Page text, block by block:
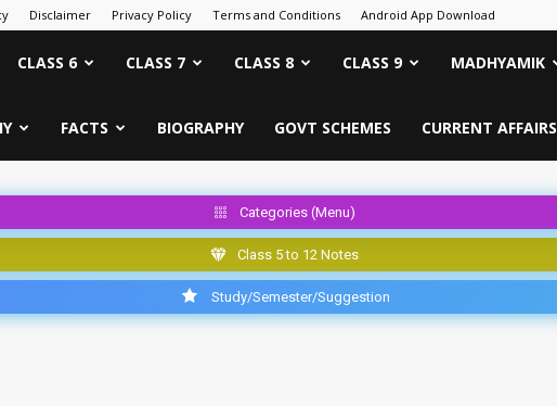
Disclaimer Privacy Policy Terms and Conditions Android App Download
CLASS 6 CLASS 7 CLASS 8 CLASS 9 MADHYAMIK
FACTS BIOGRAPHY GOVT SCHEMES CURRENT AFFAIRS
Categories (Menu)
Class 5 to 12 Notes
Study/Semester/Suggestion